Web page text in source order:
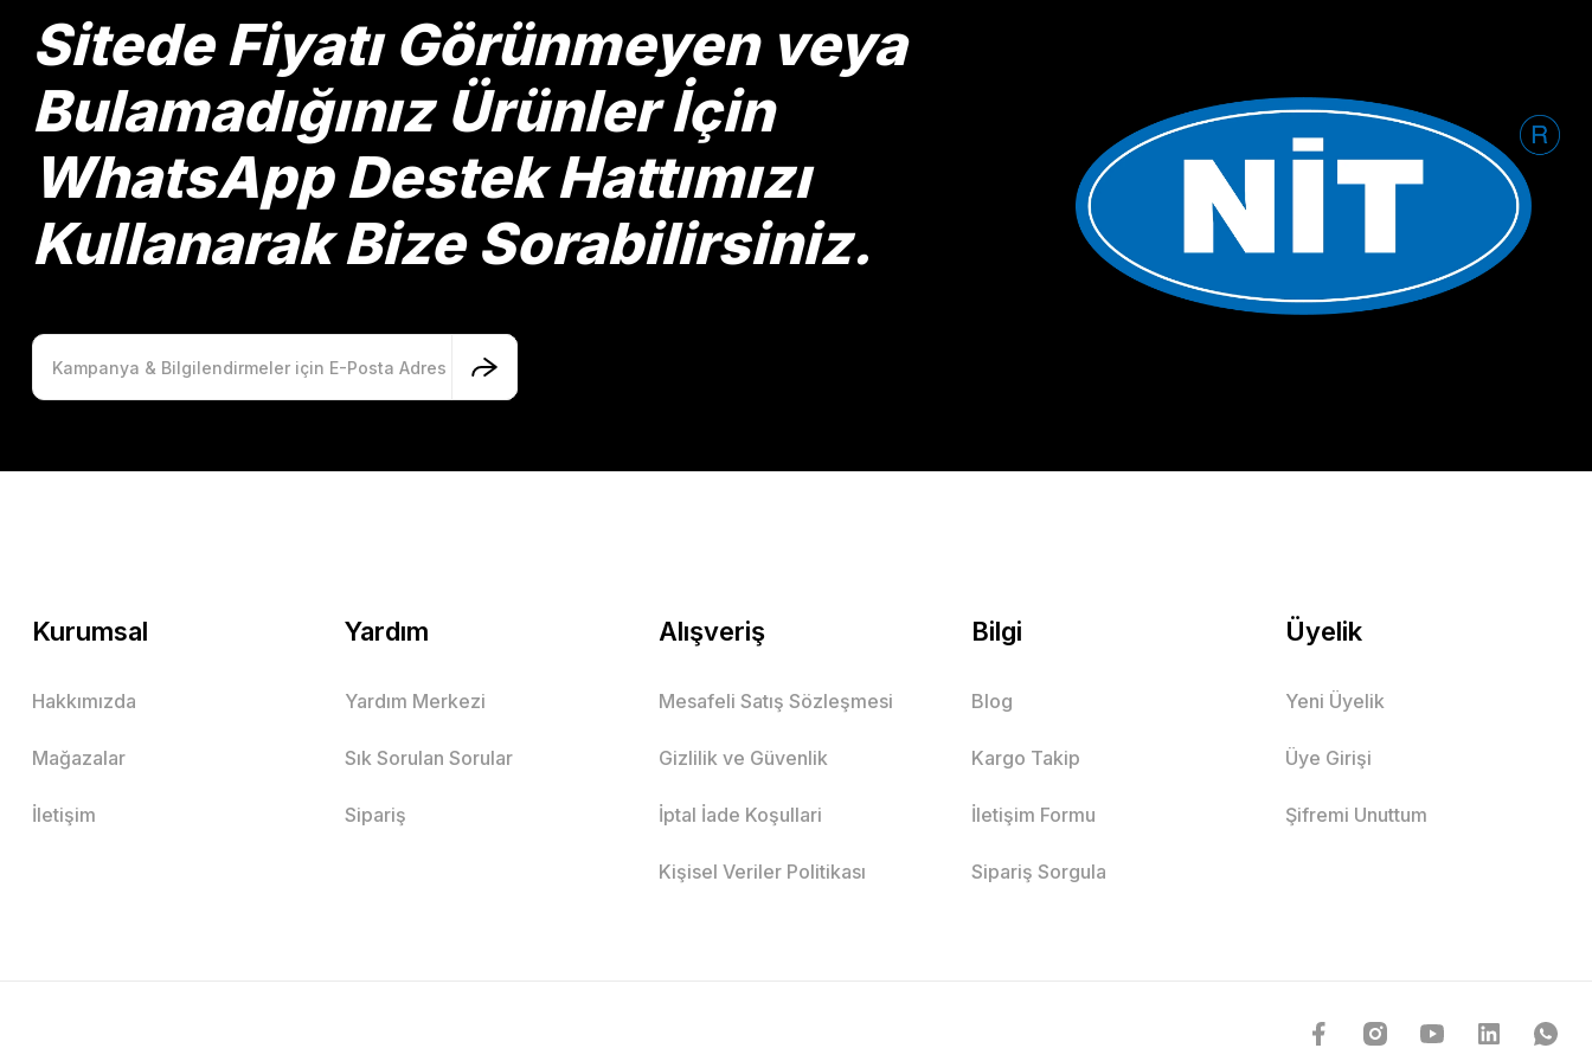
Ürün fiyatı diğer sitelerden daha pahalı.
Bu ürüne benzer farklı alternatifler olmalı.
Gönder
Sitede Fiyatı Görünmeyen veya
Bulamadığınız Ürünler İçin
WhatsApp Destek Hattımızı
Kullanarak Bize Sorabilirsiniz.
Kurumsal
Hakkımızda
Mağazalar
İletişim
Yardım
Yardım Merkezi
Sık Sorulan Sorular
Sipariş
Alışveriş
Mesafeli Satış Sözleşmesi
Gizlilik ve Güvenlik
İptal İade Koşullari
Kişisel Veriler Politikası
Bilgi
Blog
Kargo Takip
İletişim Formu
Sipariş Sorgula
Üyelik
Yeni Üyelik
Üye Girişi
Şifremi Unuttum